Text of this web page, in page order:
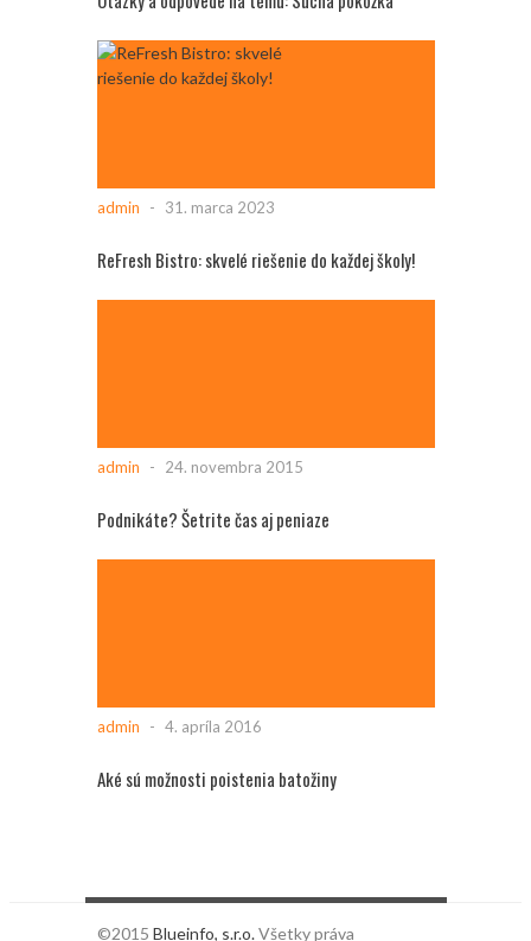
admin - 31. marca 2023
ReFresh Bistro: skvelé riešenie do každej školy!
admin - 24. novembra 2015
Podnikáte? Šetrite čas aj peniaze
admin - 4. apríla 2016
Aké sú možnosti poistenia batožiny
©2015 Blueinfo, s.r.o.Všetky práva